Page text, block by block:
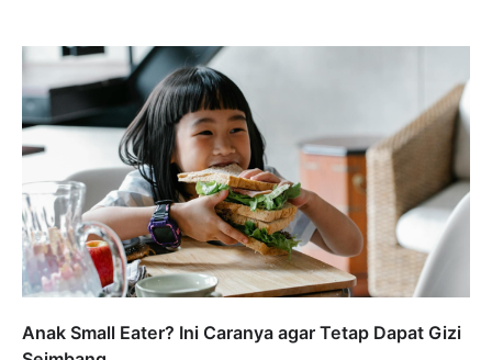
Anak Small Eater? Ini Caranya agar Tetap Dapat Gizi